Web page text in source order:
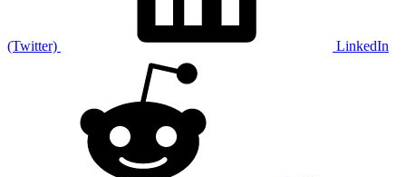
(Twitter) LinkedIn